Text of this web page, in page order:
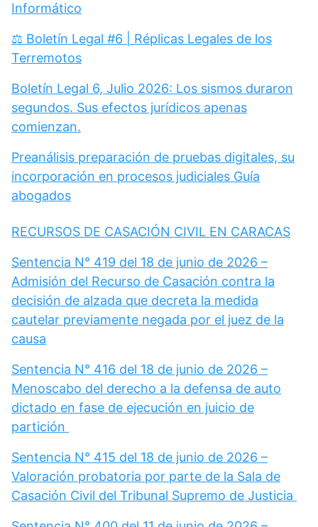
Informático
⚖️ Boletín Legal #6 | Réplicas Legales de los
Terremotos
Boletín Legal 6, Julio 2026: Los sismos duraron
segundos. Sus efectos jurídicos apenas
comienzan.
Preanálisis preparación de pruebas digitales, su
incorporación en procesos judiciales Guía
abogados
RECURSOS DE CASACIÓN CIVIL EN CARACAS
Sentencia N° 419 del 18 de junio de 2026 –
Admisión del Recurso de Casación contra la
decisión de alzada que decreta la medida
cautelar previamente negada por el juez de la
causa
Sentencia N° 416 del 18 de junio de 2026 –
Menoscabo del derecho a la defensa de auto
dictado en fase de ejecución en juicio de
partición
Sentencia N° 415 del 18 de junio de 2026 –
Valoración probatoria por parte de la Sala de
Casación Civil del Tribunal Supremo de Justicia